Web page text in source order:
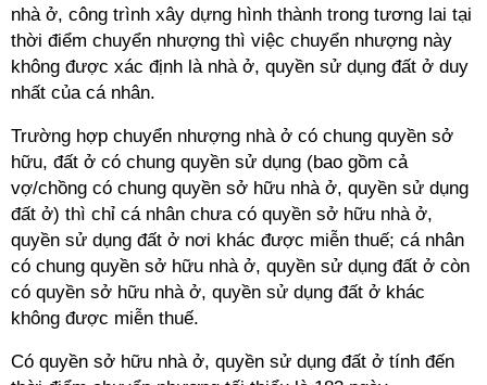
nhà ở, công trình xây dựng hình thành trong tương lai tại
thời điểm chuyển nhượng thì việc chuyển nhượng này
không được xác định là nhà ở, quyền sử dụng đất ở duy
nhất của cá nhân.
Trường hợp chuyển nhượng nhà ở có chung quyền sở
hữu, đất ở có chung quyền sử dụng (bao gồm cả
vợ/chồng có chung quyền sở hữu nhà ở, quyền sử dụng
đất ở) thì chỉ cá nhân chưa có quyền sở hữu nhà ở,
quyền sử dụng đất ở nơi khác được miễn thuế; cá nhân
có chung quyền sở hữu nhà ở, quyền sử dụng đất ở còn
có quyền sở hữu nhà ở, quyền sử dụng đất ở khác
không được miễn thuế.
Có quyền sở hữu nhà ở, quyền sử dụng đất ở tính đến